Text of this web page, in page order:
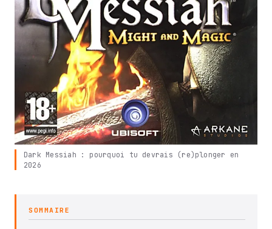
Dark Messiah : pourquoi tu devrais (re)plonger en
2026
SOMMAIRE